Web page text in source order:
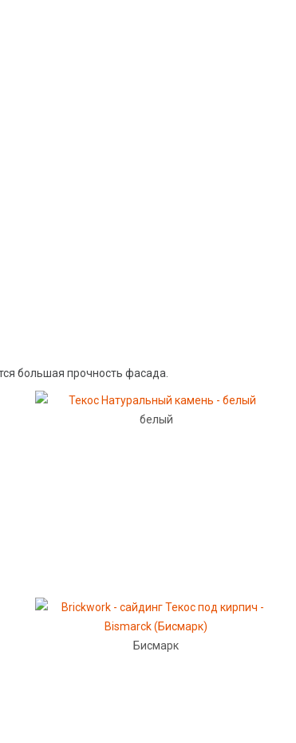
большая прочность фасада.
белый
Бисмарк